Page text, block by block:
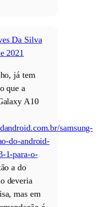
Da Silva
2021
já tem
que a
A10
samsung-
do-android-
1-para-o-
a do
deveria
mas em